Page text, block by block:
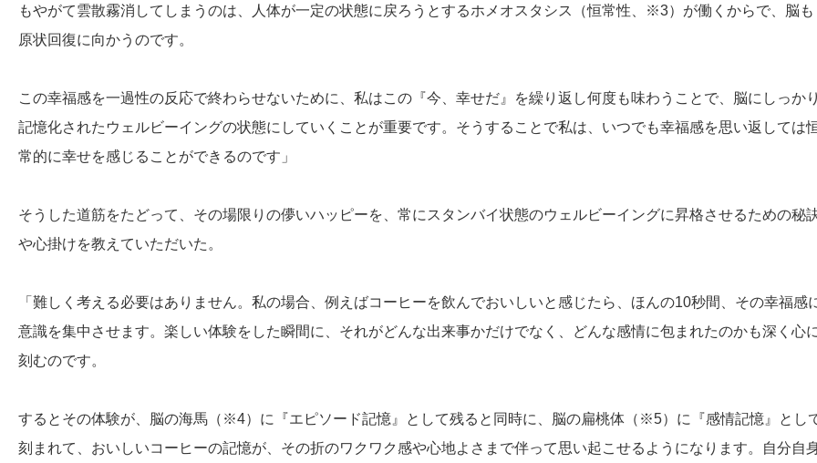
もやがて雲散霧消してしまうのは、人体が一定の状態に戻ろうとするホメオスタシス（恒常性、※3）が働くからで、脳も
原状回復に向かうのです。
この幸福感を一過性の反応で終わらせないために、私はこの『今、幸せだ』を繰り返し何度も味わうことで、脳にしっか
記憶化されたウェルビーイングの状態にしていくことが重要です。そうすることで私は、いつでも幸福感を思い返しては
常的に幸せを感じることができるのです」
そうした道筋をたどって、その場限りの儚いハッピーを、常にスタンバイ状態のウェルビーイングに昇格させるための秘
や心掛けを教えていただいた。
「難しく考える必要はありません。私の場合、例えばコーヒーを飲んでおいしいと感じたら、ほんの10秒間、その幸福感
意識を集中させます。楽しい体験をした瞬間に、それがどんな出来事かだけでなく、どんな感情に包まれたのかも深く心
刻むのです。
するとその体験が、脳の海馬（※4）に『エピソード記憶』として残ると同時に、脳の扁桃体（※5）に『感情記憶』とし
刻まれて、おいしいコーヒーの記憶が、その折のワクワク感や心地よさまで伴って思い起こせるようになります。自分自